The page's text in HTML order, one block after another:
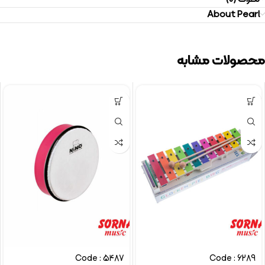
About Pearl
محصولات مشابه
Code : 6289
Code : 5487